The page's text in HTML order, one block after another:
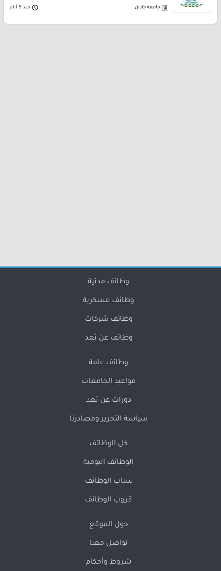
جامعة جازان منذ 5 أيام
وظائف مدنية
وظائف عسكرية
وظائف شركات
وظائف عن بُعد
وظائف عامة
مواعيد الجامعات
دورات عن بُعد
سياسة التحرير ومصادرنا
كل الوظائف
الوظائف اليومية
سناب الوظائف
قروب الوظائف
حول الموقع
تواصل معنا
شروط وأحكام